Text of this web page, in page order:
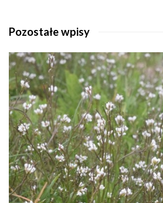
Pozostałe wpisy